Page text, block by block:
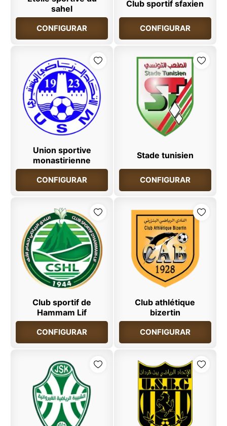
sahel
CONFIGURAR
Club sportif sfaxien
CONFIGURAR
Union sportive
monastirienne
CONFIGURAR
Stade tunisien
CONFIGURAR
Club sportif de
Hammam Lif
CONFIGURAR
Club athlétique
bizertin
CONFIGURAR